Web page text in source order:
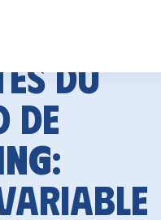
du
de
: